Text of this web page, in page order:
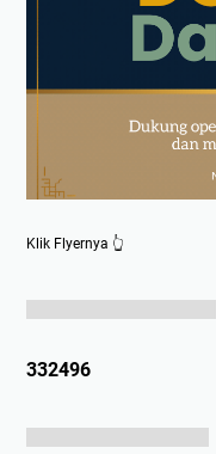
Klik Flyernya 👆
332496